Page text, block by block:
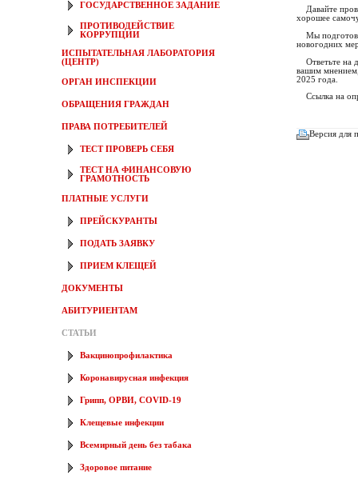
ГОСУДАРСТВЕННОЕ ЗАДАНИЕ
ПРОТИВОДЕЙСТВИЕ
КОРРУПЦИИ
ИСПЫТАТЕЛЬНАЯ ЛАБОРАТОРИЯ
(ЦЕНТР)
ОРГАН ИНСПЕКЦИИ
ОБРАЩЕНИЯ ГРАЖДАН
ПРАВА ПОТРЕБИТЕЛЕЙ
ТЕСТ ПРОВЕРЬ СЕБЯ
ТЕСТ НА ФИНАНСОВУЮ
ГРАМОТНОСТЬ
ПЛАТНЫЕ УСЛУГИ
ПРЕЙСКУРАНТЫ
ПОДАТЬ ЗАЯВКУ
ПРИЕМ КЛЕЩЕЙ
ДОКУМЕНТЫ
АБИТУРИЕНТАМ
СТАТЬИ
Вакцинопрофилактика
Коронавирусная инфекция
Грипп, ОРВИ, COVID-19
Клещевые инфекции
Всемирный день без табака
Здоровое питание
Давайте
хорошее
Мы
новогодних
Ответьте на
вашим мнением,
2025 года.
Ссылка на
Версия для